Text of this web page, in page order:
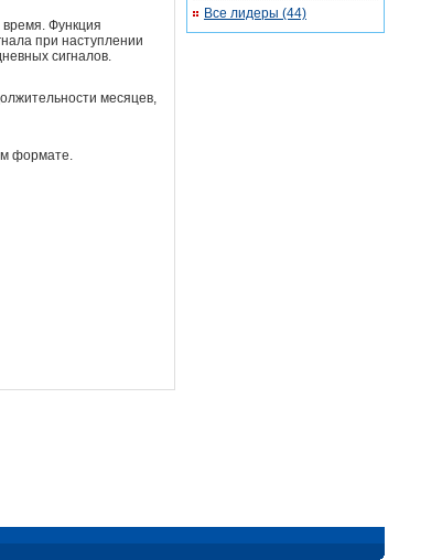
Все лидеры (44)
Функция
при наступлении
сигналов.
месяцев,
формате.